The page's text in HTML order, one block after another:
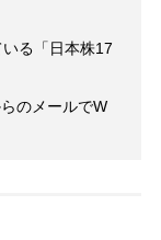
る「日本株17
のメールでW